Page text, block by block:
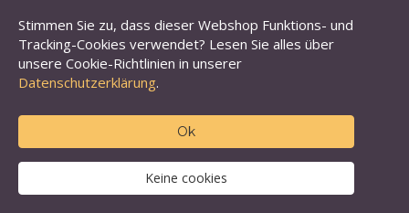
Stimmen Sie zu, dass dieser Webshop Funktions- und
Tracking-Cookies verwendet? Lesen Sie alles über
unsere Cookie-Richtlinien in unserer
Datenschutzerklärung.
Ok
Keine cookies